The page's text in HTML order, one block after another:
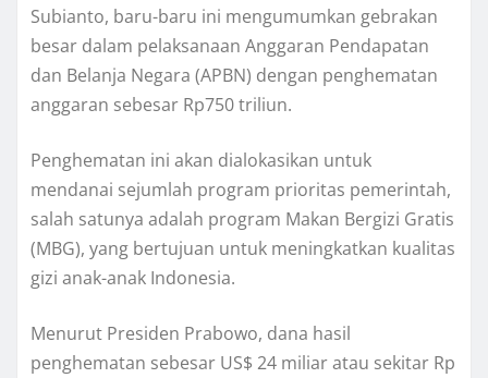
Subianto, baru-baru ini mengumumkan gebrakan
besar dalam pelaksanaan Anggaran Pendapatan
dan Belanja Negara (APBN) dengan penghematan
anggaran sebesar Rp750 triliun.
Penghematan ini akan dialokasikan untuk
mendanai sejumlah program prioritas pemerintah,
salah satunya adalah program Makan Bergizi Gratis
(MBG), yang bertujuan untuk meningkatkan kualitas
gizi anak-anak Indonesia.
Menurut Presiden Prabowo, dana hasil
penghematan sebesar US$ 24 miliar atau sekitar Rp